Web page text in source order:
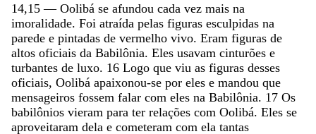
14,15 — Oolibá se afundou cada vez mais na
imoralidade. Foi atraída pelas figuras esculpidas na
parede e pintadas de vermelho vivo. Eram figuras de
altos oficiais da Babilônia. Eles usavam cinturões e
turbantes de luxo. 16 Logo que viu as figuras desses
oficiais, Oolibá apaixonou-se por eles e mandou que
mensageiros fossem falar com eles na Babilônia. 17 Os
babilônios vieram para ter relações com Oolibá. Eles se
aproveitaram dela e cometeram com ela tantas